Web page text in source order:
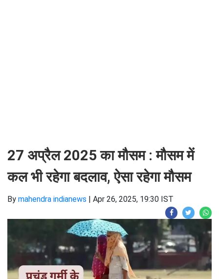
27 अप्रैल 2025 का मौसम : मौसम में
कल भी रहेगा बदलाव, ऐसा रहेगा मौसम
By mahendra indianews | Apr 26, 2025, 19:30 IST